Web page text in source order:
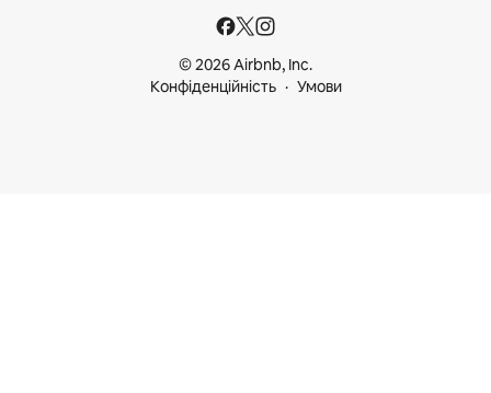
© 2026 Airbnb, Inc.
Конфіденційність
Умови